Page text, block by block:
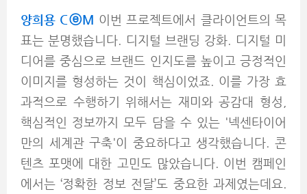
양희용 CⓔM 이번 프로젝트에서 클라이언트의 목
표는 분명했습니다. 디지털 브랜딩 강화. 디지털 미
디어를 중심으로 브랜드 인지도를 높이고 긍정적인
이미지를 형성하는 것이 핵심이었죠. 이를 가장 효
과적으로 수행하기 위해서는 재미와 공감대 형성,
핵심적인 정보까지 모두 담을 수 있는 '넥센타이어
만의 세계관 구축'이 중요하다고 생각했습니다. 콘
텐츠 포맷에 대한 고민도 많았습니다. 이번 캠페인
에서는 ‘정확한 정보 전달’도 중요한 과제였는데요.